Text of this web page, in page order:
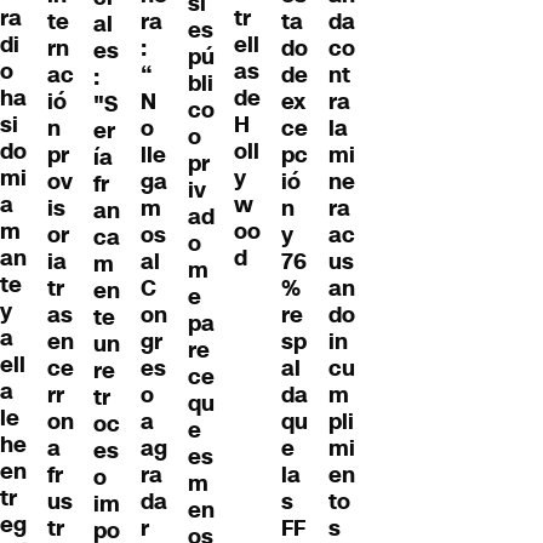
ra
di
o
ha
si
do
mi
a
m
an
te
y
a
ell
a
le
he
en
tr
eg
te
rn
ac
ió
n
pr
ov
is
or
ia
tr
as
en
ce
rr
on
a
fr
us
tr
al
es
:
"S
er
ía
fr
an
ca
m
en
te
un
re
tr
oc
es
o
im
po
ra
:
“
N
o
lle
ga
m
os
al
C
on
gr
es
o
a
ag
ra
da
r
es
pú
bli
co
o
pr
iv
ad
o
m
e
pa
re
ce
qu
e
es
m
en
tr
ell
as
de
H
oll
y
w
oo
d
ta
do
de
ex
ce
pc
ió
n
y
76
%
re
sp
al
da
qu
e
la
s
FF
da
co
nt
ra
la
mi
ne
ra
ac
us
an
do
in
cu
m
pli
mi
en
to
s